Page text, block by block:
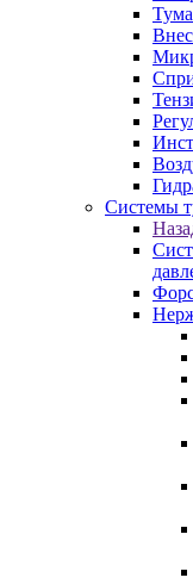
Системы